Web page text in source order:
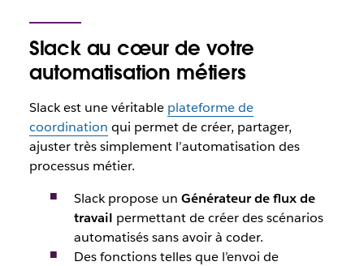
Slack au cœur de votre
automatisation métiers
Slack est une véritable plateforme de
coordination qui permet de créer, partager,
ajuster très simplement l’automatisation des
processus métier.
Slack propose un Générateur de flux de
travail permettant de créer des scénarios
automatisés sans avoir à coder.
Des fonctions telles que l’envoi de